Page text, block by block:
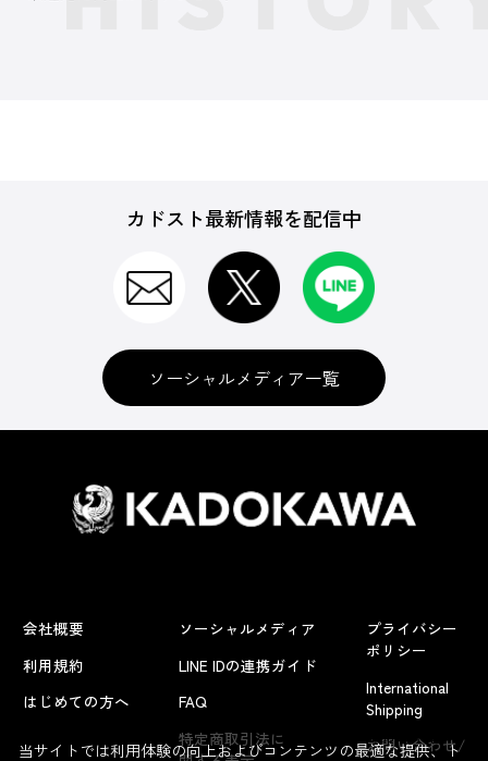
よくあるお問い合わせ
カドスト最新情報を配信中
ソーシャルメディア一覧
会社概要
利用規約
はじめての方へ
ソーシャルメディア
LINE IDの連携ガイド
FAQ
特定商取引法に
プライバシー
ポリシー
International
Shipping
お問い合わせ/
当サイトでは利用体験の向上およびコンテンツの最適な提供、ト